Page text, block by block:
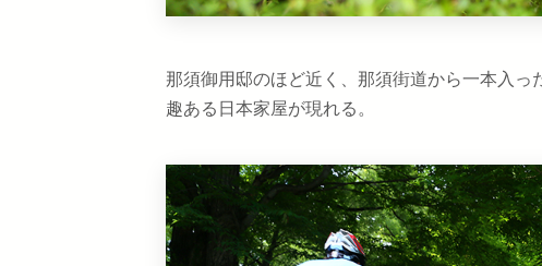
那須御用邸のほど近く、那須街道から一本入っ
趣ある日本家屋が現れる。